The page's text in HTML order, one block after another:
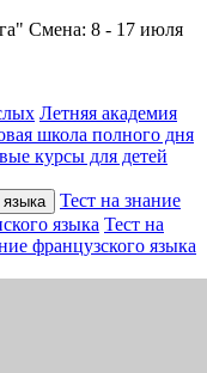
Смена: 8 - 17 июля
Летняя академия
школа полного дня
курсы для детей
языка
Тест на знание
языка Тест на
французского языка